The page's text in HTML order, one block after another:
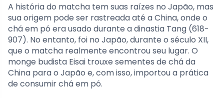
A história do matcha tem suas raízes no Japão, mas
sua origem pode ser rastreada até a China, onde o
chá em pó era usado durante a dinastia Tang (618-
907). No entanto, foi no Japão, durante o século XII,
que o matcha realmente encontrou seu lugar. O
monge budista Eisai trouxe sementes de chá da
China para o Japão e, com isso, importou a prática
de consumir chá em pó.